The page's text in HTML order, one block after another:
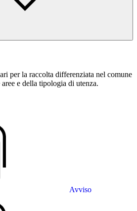
per la raccolta differenziata nel comune
e della tipologia di utenza.
Avviso